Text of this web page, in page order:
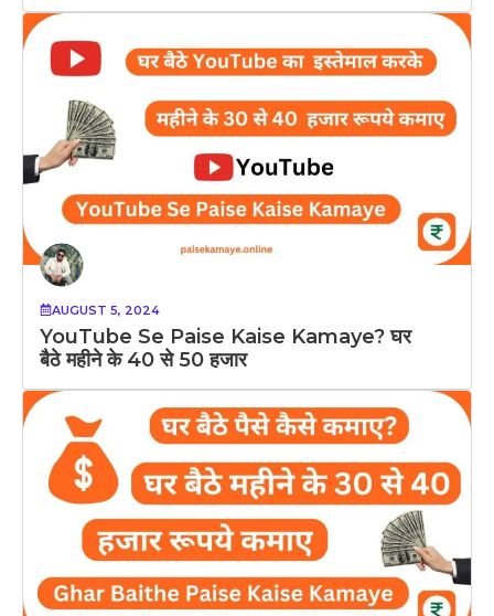
AUGUST 5, 2024
YouTube Se Paise Kaise Kamaye? घर
बैठे महीने के 40 से 50 हजार